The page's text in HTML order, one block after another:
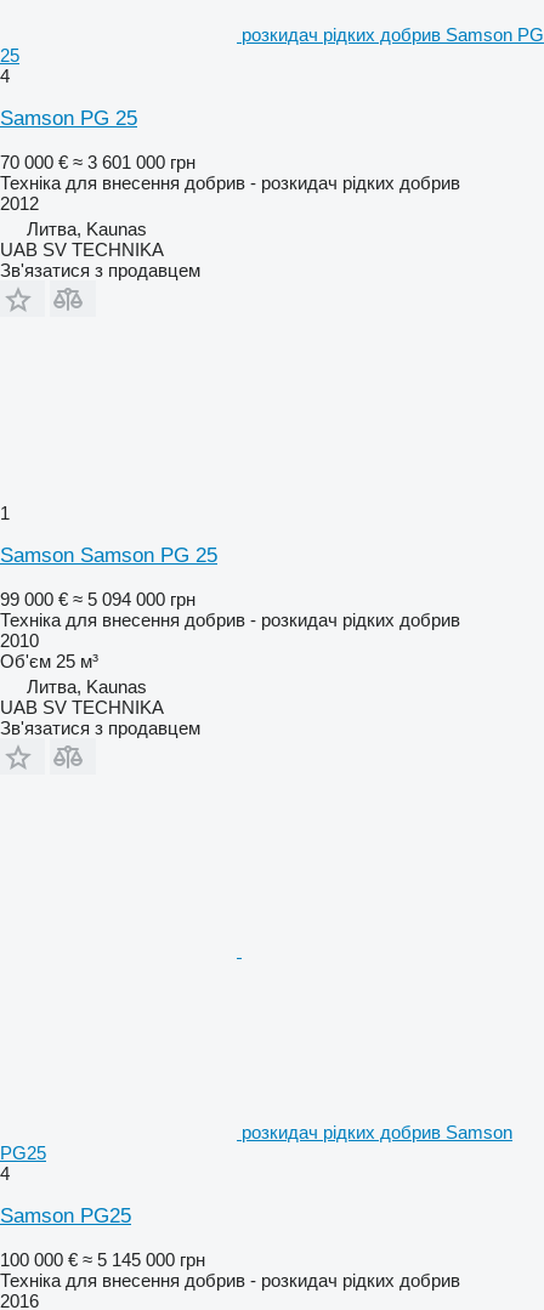
розкидач рідких добрив Samson PG
25
4
Samson PG 25
70 000 € ≈ 3 601 000 грн
Техніка для внесення добрив - розкидач рідких добрив
2012
Литва, Kaunas
UAB SV TECHNIKA
Зв'язатися з продавцем
1
Samson Samson PG 25
99 000 € ≈ 5 094 000 грн
Техніка для внесення добрив - розкидач рідких добрив
2010
Об'єм 25 м³
Литва, Kaunas
UAB SV TECHNIKA
Зв'язатися з продавцем
розкидач рідких добрив Samson
PG25
4
Samson PG25
100 000 € ≈ 5 145 000 грн
Техніка для внесення добрив - розкидач рідких добрив
2016